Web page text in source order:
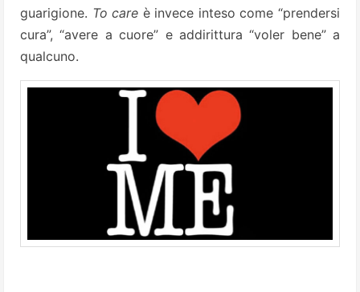
guarigione. To care è invece inteso come “prendersi
cura”, “avere a cuore” e addirittura “voler bene” a
qualcuno.